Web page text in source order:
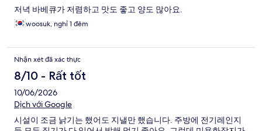
저녁 바베큐가 저렴하고 맛도 좋고 양도 많아요.
woosuk, nghỉ 1 đêm
Nhận xét đã xác thực
8/10 - Rất tốt
10/06/2026
Dịch với Google
시설이 조금 낡기는 했어도 지낼만 했습니다. 주방에 전기레인지